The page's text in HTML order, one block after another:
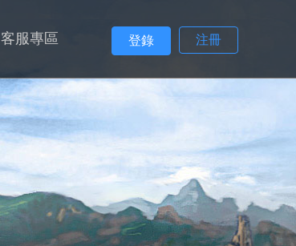
客服專區 登錄 注冊